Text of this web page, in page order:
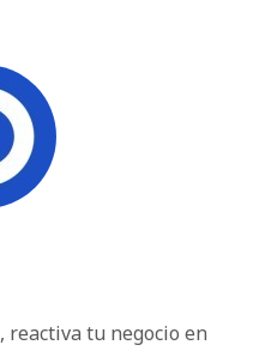
, reactiva tu negocio en